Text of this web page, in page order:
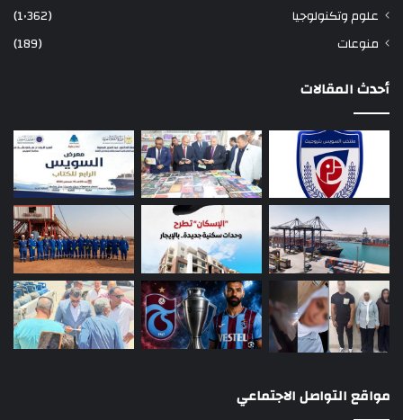
علوم وتكنولوجيا
(1٬362)
منوعات
(189)
أحدث المقالات
مواقع التواصل الاجتماعي